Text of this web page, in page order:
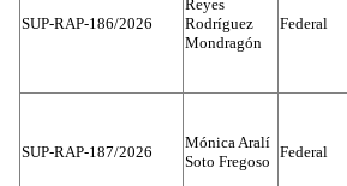
SUP-RAP-186/2026
Reyes
Rodríguez
Mondragón
Federal
SUP-RAP-187/2026
Mónica Aralí
Soto Fregoso
Federal